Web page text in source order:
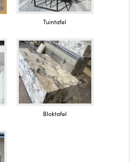
Tuintafel
Bloktafel